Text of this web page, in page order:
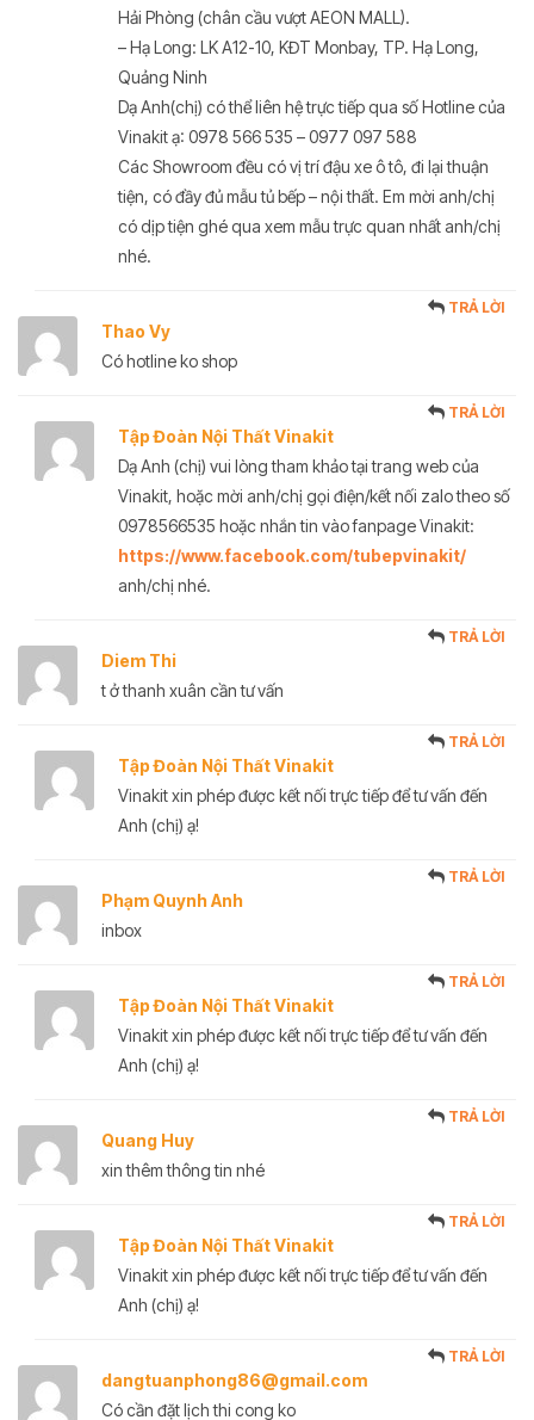
Hải Phòng (chân cầu vượt AEON MALL).
– Hạ Long: LK A12-10, KĐT Monbay, TP. Hạ Long,
Quảng Ninh
Dạ Anh(chị) có thể liên hệ trực tiếp qua số Hotline của
Vinakit ạ: 0978 566 535 – 0977 097 588
Các Showroom đều có vị trí đậu xe ô tô, đi lại thuận
tiện, có đầy đủ mẫu tủ bếp – nội thất. Em mời anh/chị
có dịp tiện ghé qua xem mẫu trực quan nhất anh/chị
nhé.
Thao Vy
TRẢ LỜI
Có hotline ko shop
Tập Đoàn Nội Thất Vinakit
TRẢ LỜI
Dạ Anh (chị) vui lòng tham khảo tại trang web của
Vinakit, hoặc mời anh/chị gọi điện/kết nối zalo theo số
0978566535 hoặc nhắn tin vào fanpage Vinakit:
https://www.facebook.com/tubepvinakit/
anh/chị nhé.
Diem Thi
TRẢ LỜI
t ở thanh xuân cần tư vấn
Tập Đoàn Nội Thất Vinakit
TRẢ LỜI
Vinakit xin phép được kết nối trực tiếp để tư vấn đến
Anh (chị) ạ!
Phạm Quynh Anh
TRẢ LỜI
inbox
Tập Đoàn Nội Thất Vinakit
TRẢ LỜI
Vinakit xin phép được kết nối trực tiếp để tư vấn đến
Anh (chị) ạ!
Quang Huy
TRẢ LỜI
xin thêm thông tin nhé
Tập Đoàn Nội Thất Vinakit
TRẢ LỜI
Vinakit xin phép được kết nối trực tiếp để tư vấn đến
Anh (chị) ạ!
dangtuanphong86@gmail.com
TRẢ LỜI
Có cần đặt lịch thi cong ko